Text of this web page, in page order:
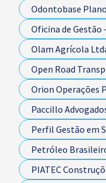
Odontobase
Oficina de Gestão
Olam Agrícola
Open Road
Orion Operações
Paccillo
Perfil Gestão em
Petróleo
PIATEC